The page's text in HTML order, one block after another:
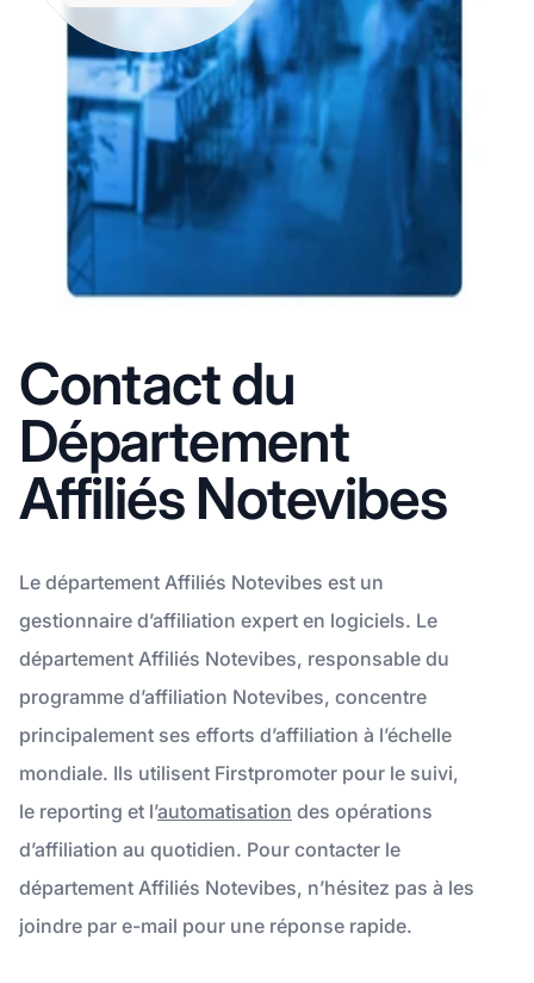
Contact du
Département
Affiliés Notevibes
Le département Affiliés Notevibes est un
gestionnaire d’affiliation expert en logiciels. Le
département Affiliés Notevibes, responsable du
programme d’affiliation Notevibes, concentre
principalement ses efforts d’affiliation à l’échelle
mondiale. Ils utilisent Firstpromoter pour le suivi,
le reporting et l’automatisation des opérations
d’affiliation au quotidien. Pour contacter le
département Affiliés Notevibes, n’hésitez pas à les
joindre par e-mail pour une réponse rapide.